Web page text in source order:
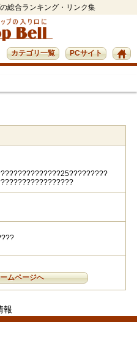
総合ランキング・リンク集
PCサイト
カテゴリ一覧
ムページへ
報